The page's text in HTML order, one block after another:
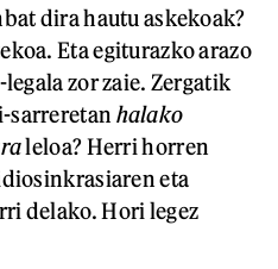
dira hautu askekoak?
Eta egiturazko arazo
zor zaie. Zergatik
sarreretan halako
leloa? Herri horren
eta
delako. Hori legez